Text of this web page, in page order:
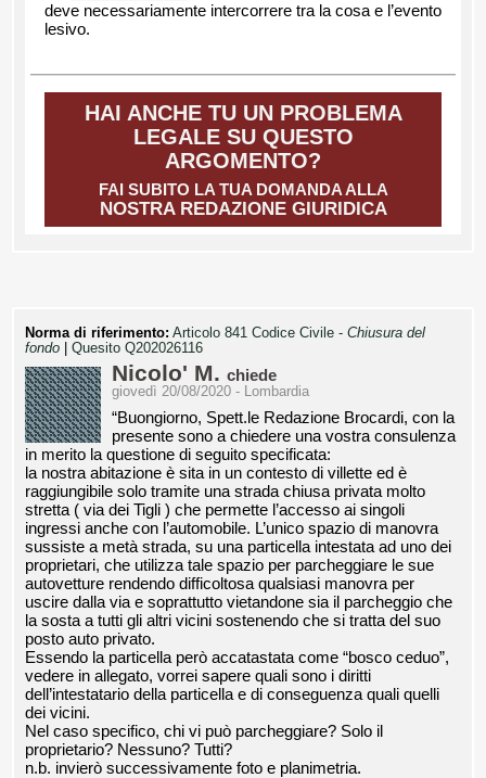
deve necessariamente intercorrere tra la cosa e l’evento
lesivo.
HAI ANCHE TU UN PROBLEMA
LEGALE SU QUESTO
ARGOMENTO?
FAI SUBITO LA TUA DOMANDA ALLA
NOSTRA REDAZIONE GIURIDICA
Norma di riferimento: Articolo 841 Codice Civile - Chiusura del
fondo
Quesito Q202026116
Nicolo' M. chiede
giovedì 20/08/2020 - Lombardia
“Buongiorno, Spett.le Redazione Brocardi, con la
presente sono a chiedere una vostra consulenza
in merito la questione di seguito specificata:
la nostra abitazione è sita in un contesto di villette ed è
raggiungibile solo tramite una strada chiusa privata molto
stretta ( via dei Tigli ) che permette l’accesso ai singoli
ingressi anche con l’automobile. L’unico spazio di manovra
sussiste a metà strada, su una particella intestata ad uno dei
proprietari, che utilizza tale spazio per parcheggiare le sue
autovetture rendendo difficoltosa qualsiasi manovra per
uscire dalla via e soprattutto vietandone sia il parcheggio che
la sosta a tutti gli altri vicini sostenendo che si tratta del suo
posto auto privato.
Essendo la particella però accatastata come “bosco ceduo”,
vedere in allegato, vorrei sapere quali sono i diritti
dell’intestatario della particella e di conseguenza quali quelli
dei vicini.
Nel caso specifico, chi vi può parcheggiare? Solo il
proprietario? Nessuno? Tutti?
n.b. invierò successivamente foto e planimetria.